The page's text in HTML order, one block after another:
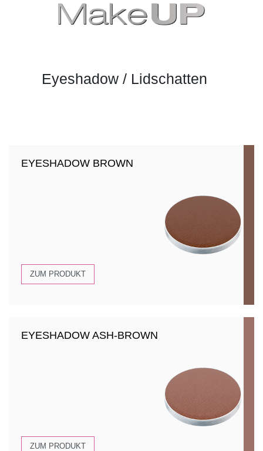
Eyeshadow / Lidschatten
EYESHADOW BROWN
ZUM PRODUKT
EYESHADOW ASH-BROWN
ZUM PRODUKT